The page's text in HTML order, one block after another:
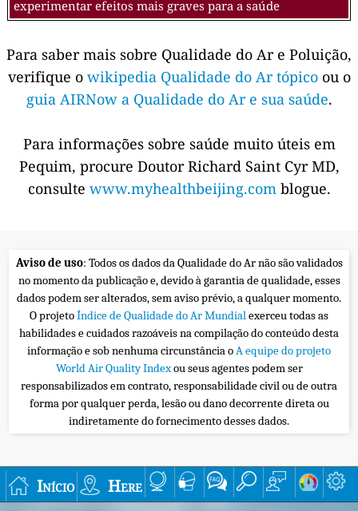
experimentar efeitos mais graves para a saúde
Para saber mais sobre Qualidade do Ar e Poluição,
verifique o wikipedia Qualidade do Ar tópico ou o
guia AIRNow a Qualidade do Ar e sua saúde.
Para informações sobre saúde muito úteis em
Pequim, procure Doutor Richard Saint Cyr MD,
consulte www.myhealthbeijing.com blogue.
Aviso de uso: Todos os dados da Qualidade do Ar não são validados
no momento da publicação e, devido à garantia de qualidade, esses
dados podem ser alterados, sem aviso prévio, a qualquer momento.
O projetoÍndice de Qualidade do Ar Mundialexerceu todas as
habilidades e cuidados razoáveis na compilação do conteúdo desta
informação e sob nenhuma circunstância oA equipe do projeto
World Air Quality Indexou seus agentes podem ser
responsabilizados em contrato, responsabilidade civil ou de outra
forma por qualquer perda, lesão ou dano decorrente direta ou
indiretamente do fornecimento desses dados.
Início Here